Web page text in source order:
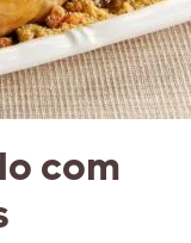
com